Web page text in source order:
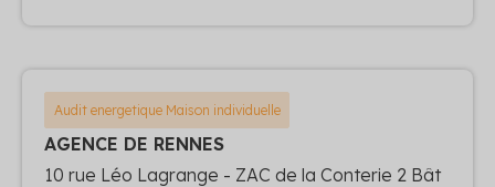
Audit energetique Maison individuelle
AGENCE DE RENNES
10 rue Léo Lagrange - ZAC de la Conterie 2 Bât